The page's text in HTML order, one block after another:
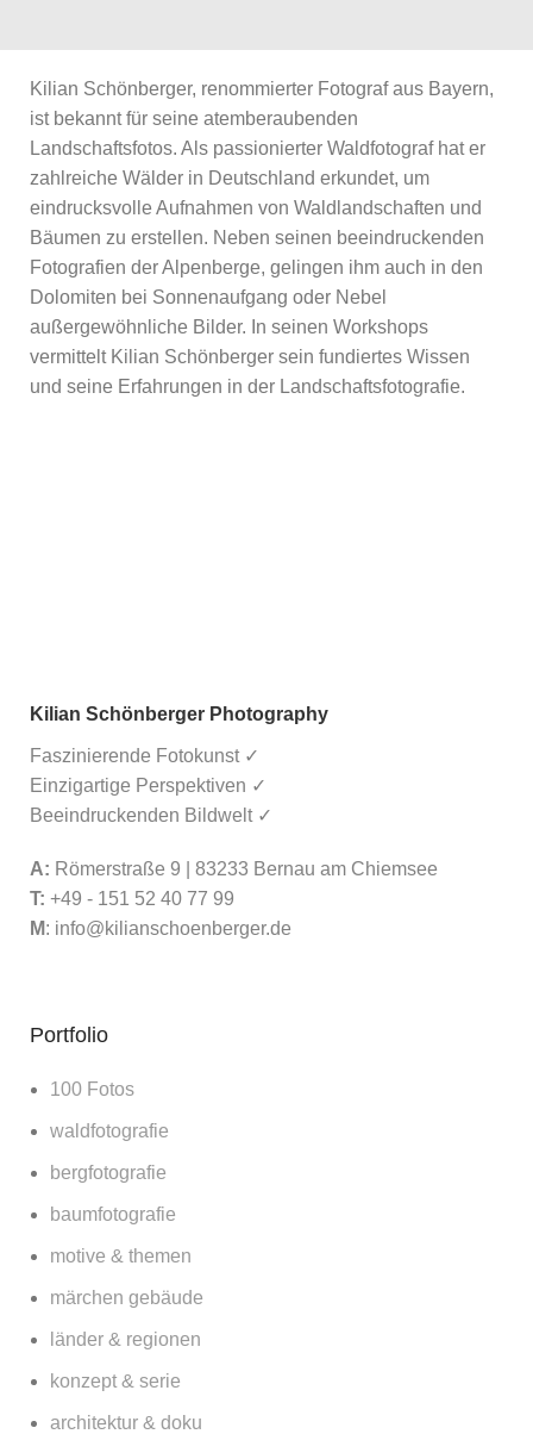
Kilian Schönberger, renommierter Fotograf aus Bayern,
ist bekannt für seine atemberaubenden
Landschaftsfotos. Als passionierter Waldfotograf hat er
zahlreiche Wälder in Deutschland erkundet, um
eindrucksvolle Aufnahmen von Waldlandschaften und
Bäumen zu erstellen. Neben seinen beeindruckenden
Fotografien der Alpenberge, gelingen ihm auch in den
Dolomiten bei Sonnenaufgang oder Nebel
außergewöhnliche Bilder. In seinen Workshops
vermittelt Kilian Schönberger sein fundiertes Wissen
und seine Erfahrungen in der Landschaftsfotografie.
Kilian Schönberger Photography
Faszinierende Fotokunst ✓
Einzigartige Perspektiven ✓
Beeindruckenden Bildwelt ✓
A: Römerstraße 9 | 83233 Bernau am Chiemsee
T: +49 - 151 52 40 77 99
M: info@kilianschoenberger.de
Portfolio
100 Fotos
waldfotografie
bergfotografie
baumfotografie
motive & themen
märchen gebäude
länder & regionen
konzept & serie
architektur & doku